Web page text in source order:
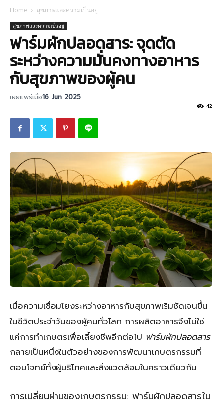
Home สุขภาพและความเป็นอยู่
สุขภาพและความเป็นอยู่
ฟาร์มผักปลอดสาร: จุดตัด
ระหว่างความมั่นคงทางอาหาร
กับสุขภาพของผู้คน
เผยแพร่เมื่อ16 Jun 2025
42
เมื่อความเชื่อมโยงระหว่างอาหารกับสุขภาพเริ่มชัดเจนขึ้น
ในชีวิตประจำวันของผู้คนทั่วโลก การผลิตอาหารจึงไม่ใช่
แค่การทำเกษตรเพื่อเลี้ยงชีพอีกต่อไป ฟาร์มผักปลอดสาร
กลายเป็นหนึ่งในตัวอย่างของการพัฒนาเกษตรกรรมที่
ตอบโจทย์ทั้งผู้บริโภคและสิ่งแวดล้อมในคราวเดียวกัน
การเปลี่ยนผ่านของเกษตรกรรม: ฟาร์มผักปลอดสารใน